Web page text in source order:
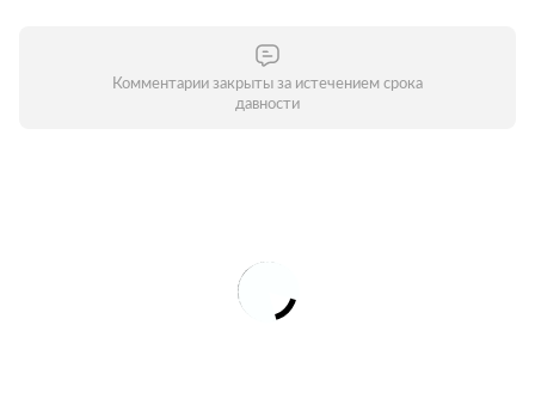
Комментарии закрыты за истечением срока
давности